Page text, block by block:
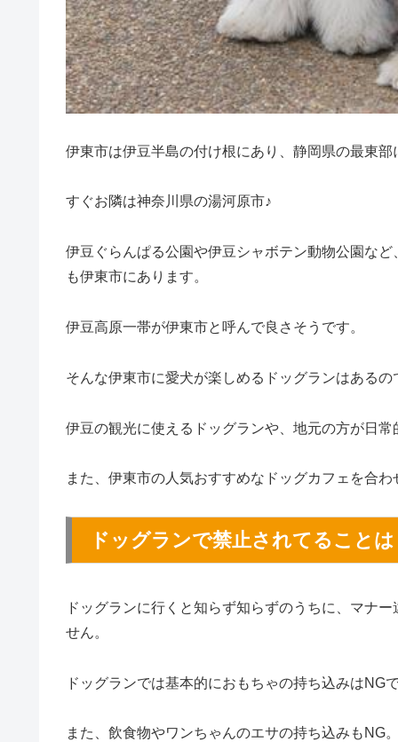
伊東市は伊豆半島の付け根にあり、静岡県の最東部
すぐお隣は神奈川県の湯河原市♪
伊豆ぐらんぱる公園や伊豆シャボテン動物公園な
も伊東市にあります。
伊豆高原一帯が伊東市と呼んで良さそうです。
そんな伊東市に愛犬が楽しめるドッグランはあるの
伊豆の観光に使えるドッグランや、地元の方が日
また、伊東市の人気おすすめなドッグカフェを合
ドッグランで禁止されてること
ドッグランに行くと知らず知らずのうちに、マナ
せん。
ドッグランでは基本的におもちゃの持ち込みはNG
また、飲食物やワンちゃんのエサの持ち込みもNG